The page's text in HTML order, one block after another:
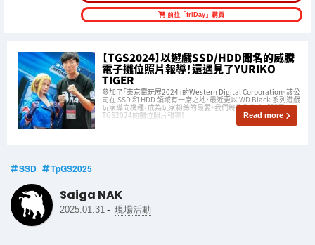
前往「friDay」購買
【TGS2024】以遊戲SSD/HDD聞名的威騰
電子攤位照片報導！還遇見了YURIKO
TIGER
參加了「東京電玩展2024」的Western Digital Corporation。該公
司在 SSD 和 HDD 領域有一席之地，最近更以 WD Black 系列遊戲
玩家導向機種，成為玩家粉絲的最愛。我們將為您帶來威騰電子
TGS2024的攤位照片報導！ Read more
SSD TpGS2025
Saiga NAK
2025.01.31 - 現場活動